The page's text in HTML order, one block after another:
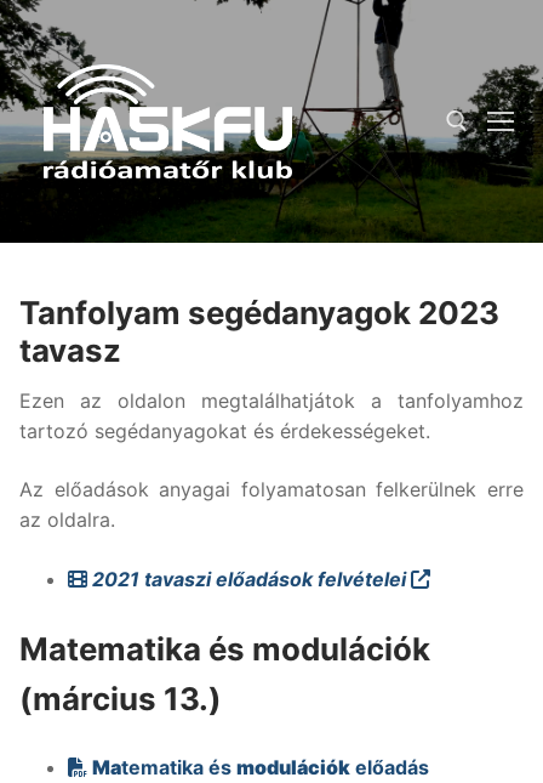
Ugrás
a
tartalomra
Keresése:
Tanfolyam segédanyagok 2023
tavasz
Ezen az oldalon megtalálhatjátok a tanfolyamhoz
tartozó segédanyagokat és érdekességeket.
Az előadások anyagai folyamatosan felkerülnek erre
az oldalra.
2021 tavaszi előadások felvételei
Matematika és modulációk
(március 13.)
Matematika és modulációk előadás